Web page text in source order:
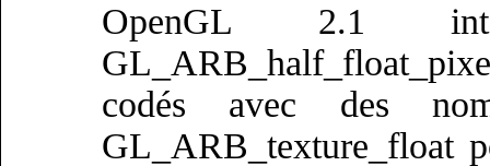
OpenGL 2.1
codés avec des
GL_ARB_texture_float